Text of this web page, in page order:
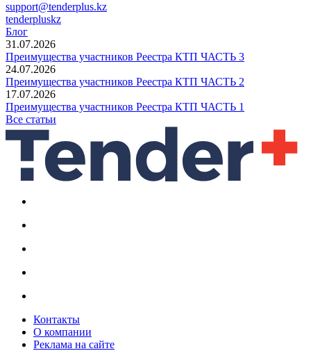
support@tenderplus.kz
tenderpluskz
Блог
31.07.2026
Преимущества участников Реестра КТП ЧАСТЬ 3
24.07.2026
Преимущества участников Реестра КТП ЧАСТЬ 2
17.07.2026
Преимущества участников Реестра КТП ЧАСТЬ 1
Все статьи
Контакты
О компании
Реклама на сайте